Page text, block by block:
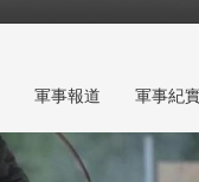
軍事報道 軍事紀